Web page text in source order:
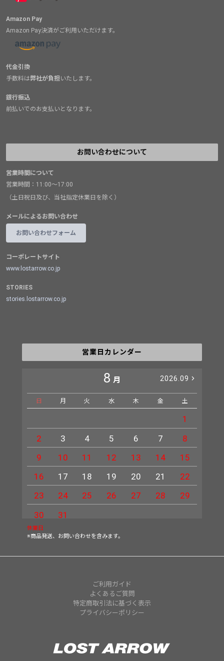
Amazon Pay
Amazon Pay決済がご利用いただけます。
代金引換
手数料は弊社が負担いたします。
銀行振込
前払いでのお支払いとなります。
お問い合わせについて
営業時間について
営業時間：11:00～17:00
（土日祝日及び、当社指定休業日を除く）
メールによるお問い合わせ
お問い合わせフォーム
コーポレートサイト
www.lostarrow.co.jp
STORIES
stories.lostarrow.co.jp
営業日カレンダー
8 月 2026.09
日 月 火 水 木 金 土
1
2
3 4 5 6 7
8
9
10 11 12 13 14
15
16
17 18 19 20 21
22
23
24 25 26 27 28
29
30
31
休業日
※商品発送、お問い合わせを含みます。
ご利用ガイド
よくあるご質問
特定商取引法に基づく表示
プライバシーポリシー